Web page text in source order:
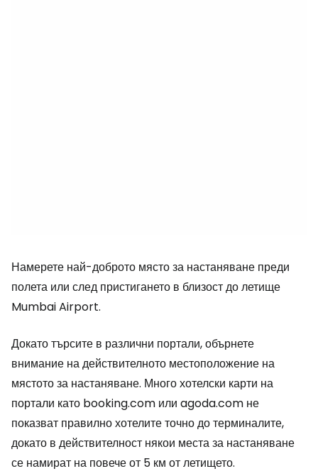
Намерете най-доброто място за настаняване преди
полета или след пристигането в близост до летище
Mumbai Airport.
Докато търсите в различни портали, обърнете
внимание на действителното местоположение на
мястото за настаняване. Много хотелски карти на
портали като booking.com или agoda.com не
показват правилно хотелите точно до терминалите,
докато в действителност някои места за настаняване
се намират на повече от 5 км от летището.